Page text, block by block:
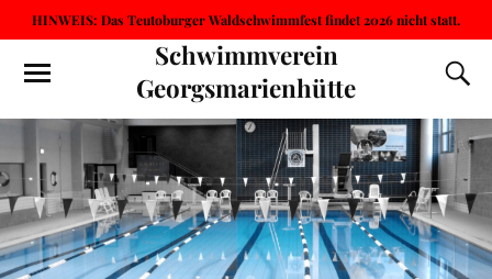
HINWEIS: Das Teutoburger Waldschwimmfest findet 2026 nicht statt.
Schwimmverein
Georgsmarienhütte